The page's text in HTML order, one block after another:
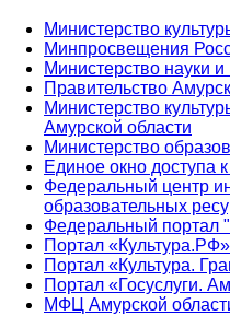
Министерство
Минпросвещения
Министерство науки
Правительство
Министерство
Амурской области
Министерство
Единое окно доступа
Федеральный центр
образовательных
Федеральный портал
Портал «Культура.РФ»
Портал «Культура.
Портал «Госуслуги.
МФЦ Амурской